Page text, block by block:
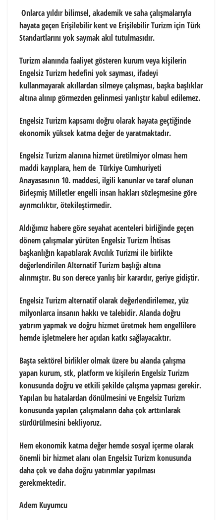
Onlarca yıldır bilimsel, akademik ve saha çalışmalarıyla
hayata geçen Erişilebilir kent ve Erişilebilir Turizm için Türk
Standartlarını yok saymak akıl tutulmasıdır.
Turizm alanında faaliyet gösteren kurum veya kişilerin
Engelsiz Turizm hedefini yok sayması, ifadeyi
kullanmayarak akıllardan silmeye çalışması, başka başlıklar
altına alınıp görmezden gelinmesi yanlıştır kabul edilemez.
Engelsiz Turizm kapsamı doğru olarak hayata geçtiğinde
ekonomik yüksek katma değer de yaratmaktadır.
Engelsiz Turizm alanına hizmet üretilmiyor olması hem
maddi kayıplara, hem de Türkiye Cumhuriyeti
Anayasasının 10. maddesi, ilgili kanunlar ve taraf olunan
Birleşmiş Milletler engelli insan hakları sözleşmesine göre
ayrımcılıktır, ötekileştirmedir.
Aldığımız habere göre seyahat acenteleri birliğinde geçen
dönem çalışmalar yürüten Engelsiz Turizm İhtisas
başkanlığın kapatılarak Avcılık Turizmi ile birlikte
değerlendirilen Alternatif Turizm başlığı altına
alınmıştır. Bu son derece yanlış bir karardır, geriye gidiştir.
Engelsiz Turizm alternatif olarak değerlendirilemez, yüz
milyonlarca insanın hakkı ve talebidir. Alanda doğru
yatırım yapmak ve doğru hizmet üretmek hem engellilere
hemde işletmelere her açıdan katkı sağlayacaktır.
Başta sektörel birlikler olmak üzere bu alanda çalışma
yapan kurum, stk, platform ve kişilerin Engelsiz Turizm
konusunda doğru ve etkili şekilde çalışma yapması gerekir.
Yapılan bu hatalardan dönülmesini ve Engelsiz Turizm
konusunda yapılan çalışmaların daha çok arttırılarak
sürdürülmesini bekliyoruz.
Hem ekonomik katma değer hemde sosyal içerme olarak
önemli bir hizmet alanı olan Engelsiz Turizm konusunda
daha çok ve daha doğru yatırımlar yapılması
gerekmektedir.
Adem Kuyumcu